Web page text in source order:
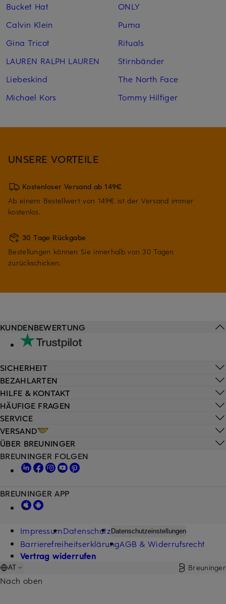
Bucket Hat
Calvin Klein
Gina Tricot
LAUREN RALPH LAUREN
Liebeskind
Michael Kors
ONLY
Puma
Rituals
Stirnbänder
The North Face
Tommy Hilfiger
UNSERE VORTEILE
Kostenloser Versand ab 149€
Ab einem Bestellwert von 149€ ist der Versand immer
kostenlos.
30 Tage Rückgabe
Bestellungen können Sie innerhalb von 30 Tagen
zurückschicken.
HILFE & KONTAKT
HÄUFIGE FRAGEN
SERVICE
VERSAND
KUNDENBEWERTUNG
SICHERHEIT
BEZAHLARTEN
ÜBER BREUNINGER
BREUNINGER FOLGEN
BREUNINGER APP
ImpressumDatenschutz Datenschutzeinstellungen
BarrierefreiheitserklärungAGB & Widerrufsrecht
Vertrag widerrufen
AT Breuninger
Nach oben